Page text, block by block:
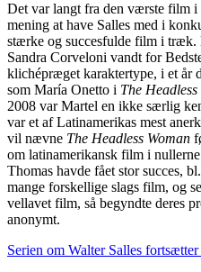
Det var langt fra den værste film
mening at have Salles med i
stærke og succesfulde film i træk.
Sandra Corveloni vandt for
klichépræget karaktertype, i et år
som María Onetto i The
2008 var Martel en ikke særlig
var et af Latinamerikas mest
vil nævne The Headless Woman
om latinamerikansk film i
Thomas havde fået stor succes,
mange forskellige slags film, og
vellavet film, så begyndte deres
anonymt.
Serien om Walter Salles fortsætter